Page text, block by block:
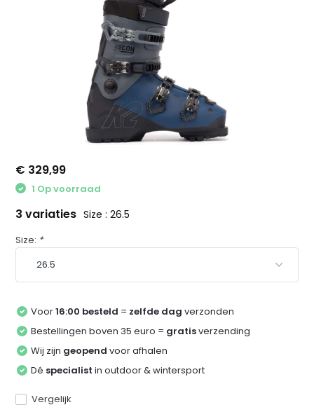
€ 329,99
1 Op voorraad
3 variaties Size : 26.5
Size: *
Voor16:00 besteld = zelfde dag verzonden
Bestellingen boven 35 euro = gratisverzending
Wij zijn geopend voor afhalen
Dé specialist in outdoor & wintersport
Vergelijk